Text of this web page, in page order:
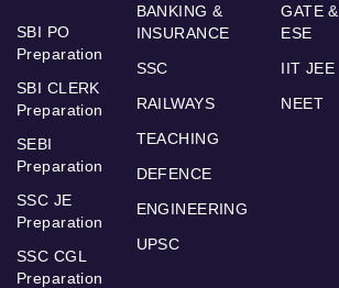
SBI PO
Preparation
SBI CLERK
Preparation
SEBI
Preparation
SSC JE
Preparation
SSC CGL
Preparation
BANKING &
INSURANCE
SSC
RAILWAYS
TEACHING
DEFENCE
ENGINEERING
UPSC
GATE &
ESE
IIT JEE
NEET